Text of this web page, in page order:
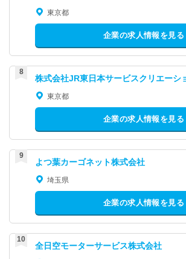
東京都
企業の求人情報を見る
株式会社JR東日本サービスクリエーシ
東京都
企業の求人情報を見る
よつ葉カーゴネット株式会社
埼玉県
企業の求人情報を見る
全日空モーターサービス株式会社